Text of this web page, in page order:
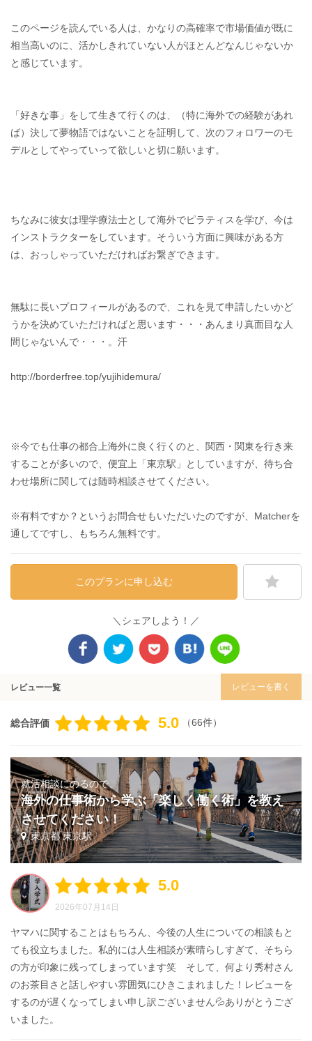
このページを読んでいる人は、かなりの高確率で市場価値が既に
相当高いのに、活かしきれていない人がほとんどなんじゃないか
と感じています。
「好きな事」をして生きて行くのは、（特に海外での経験があれ
ば）決して夢物語ではないことを証明して、次のフォロワーのモ
デルとしてやっていって欲しいと切に願います。
ちなみに彼女は理学療法士として海外でピラティスを学び、今は
インストラクターをしています。そういう方面に興味がある方
は、おっしゃっていただければお繋ぎできます。
無駄に長いプロフィールがあるので、これを見て申請したいかど
うかを決めていただければと思います・・・あんまり真面目な人
間じゃないんで・・・。汗
http://borderfree.top/yujihidemura/
※今でも仕事の都合上海外に良く行くのと、関西・関東を行き来
することが多いので、便宜上「東京駅」としていますが、待ち合
わせ場所に関しては随時相談させてください。
※有料ですか？というお問合せもいただいたのですが、Matcherを
通してですし、もちろん無料です。
このプランに申し込む
＼シェアしよう！／
レビュー一覧 レビューを書く
総合評価 5.0 （66件）
就活相談にのるので、
海外の仕事術から学ぶ「楽しく働く術」を教え
させてください！
東京都 東京駅
5.0
2026年07月14日
ヤマハに関することはもちろん、今後の人生についての相談もと
ても役立ちました。私的には人生相談が素晴らしすぎて、そちら
の方が印象に残ってしまっています笑 そして、何より秀村さん
のお茶目さと話しやすい雰囲気にひきこまれました！レビューを
するのが遅くなってしまい申し訳ございません💦ありがとうござ
いました。